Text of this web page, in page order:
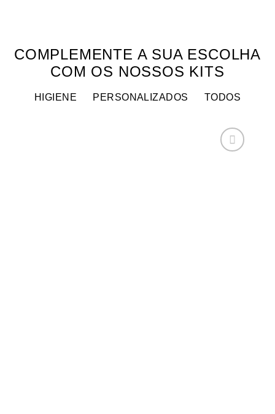
COMPLEMENTE A SUA ESCOLHA
COM OS NOSSOS KITS
HIGIENE PERSONALIZADOS TODOS